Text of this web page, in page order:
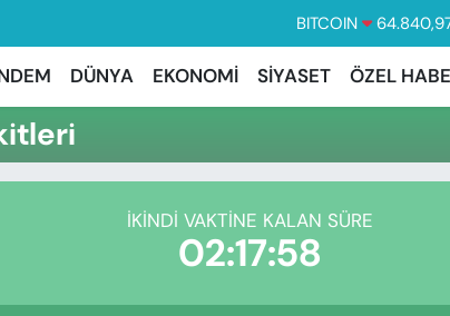
BITCOIN
DOLAR
EURO
GRAM ALTIN
BİST100
DÜNYA EKONOMİ SİYASET ÖZEL
İKINDI VAKTINE KALAN SÜRE
02:17:57